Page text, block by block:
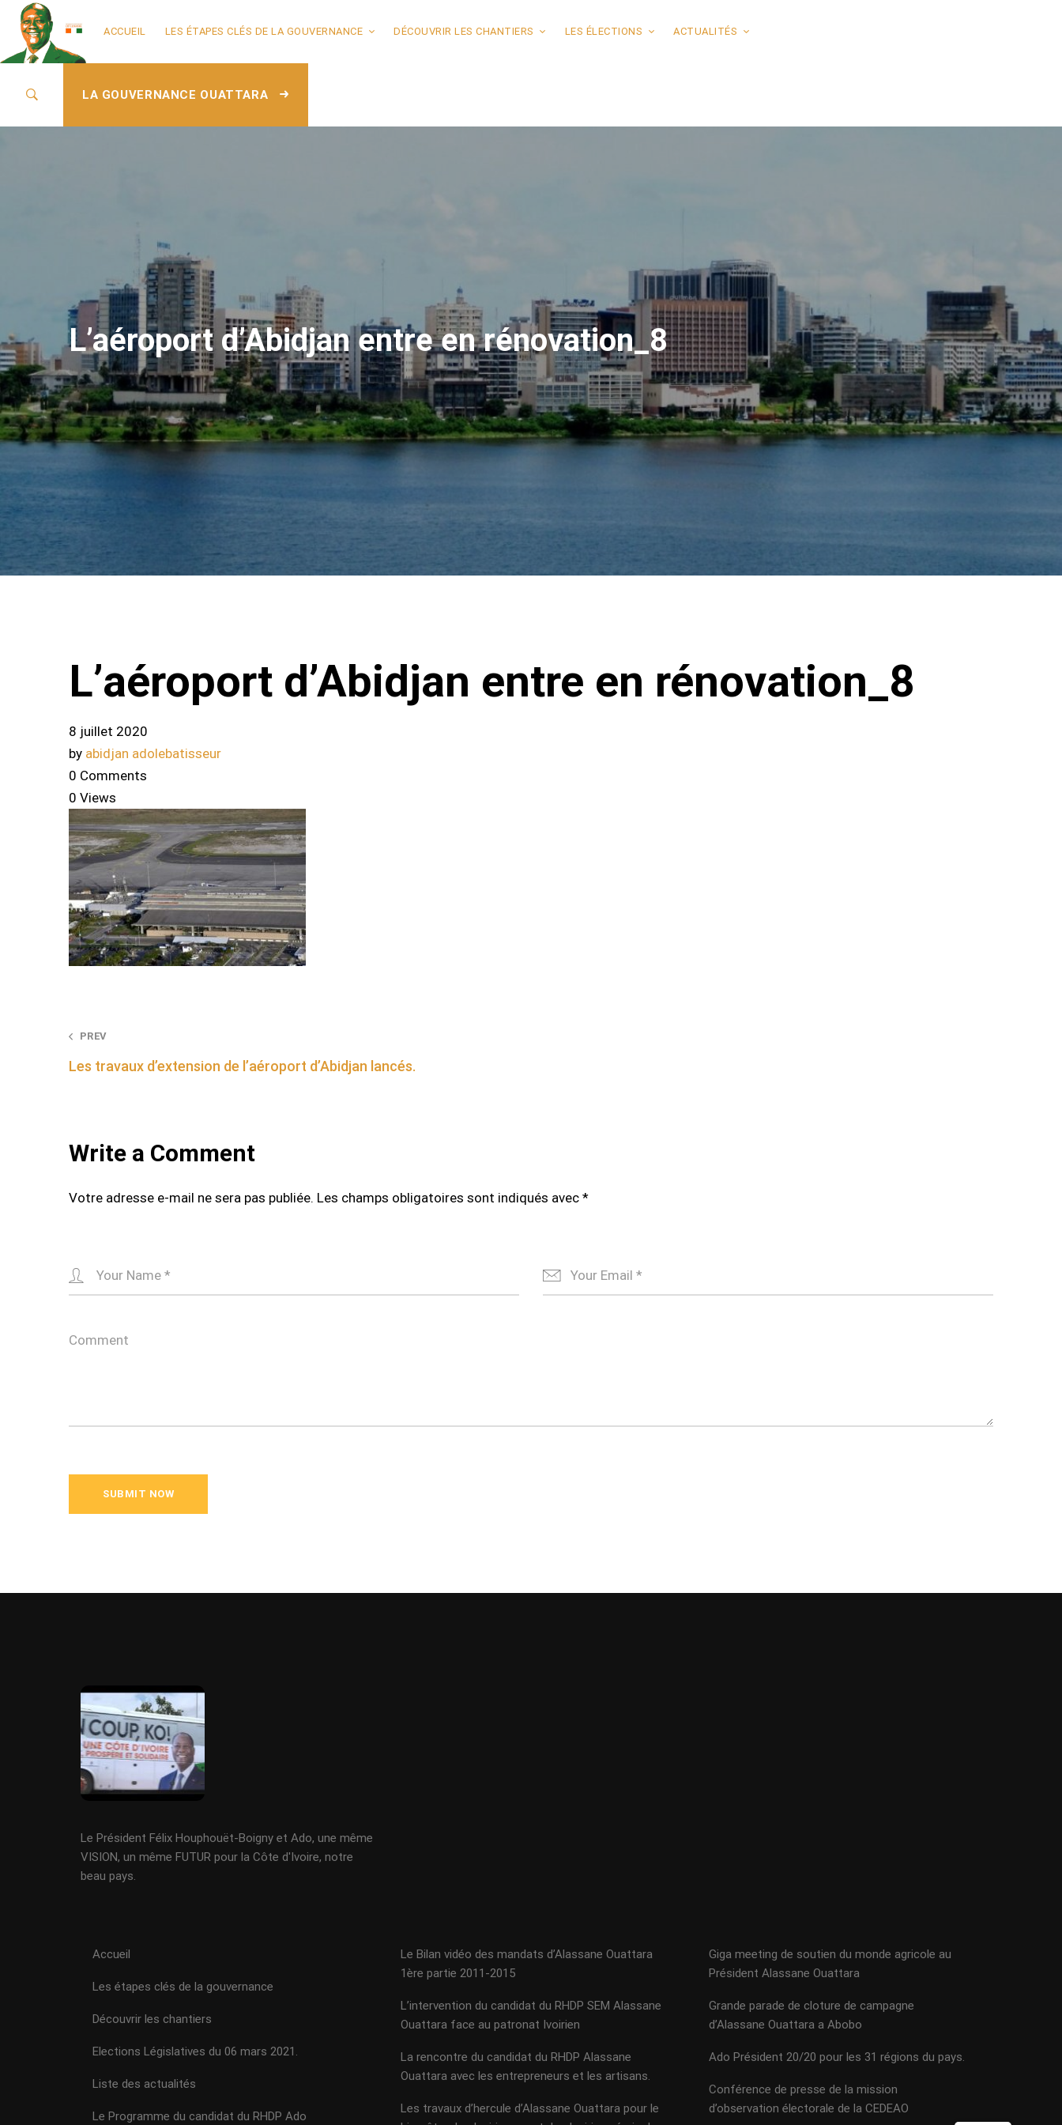
ACCUEIL LES ÉTAPES CLÉS DE LA GOUVERNANCE DÉCOUVRIR LES CHANTIERS LES ÉLECTIONS ACTUALITÉS
LA GOUVERNANCE OUATTARA
L’aéroport d’Abidjan entre en rénovation_8
L’aéroport d’Abidjan entre en rénovation_8
8 juillet 2020
by abidjan adolebatisseur
0 Comments
0 Views
Post
navigation
PREV
Les travaux d’extension de l’aéroport d’Abidjan lancés.
Write a Comment
Votre adresse e-mail ne sera pas publiée. Les champs obligatoires sont indiqués avec *
Le Président Félix Houphouët-Boigny et Ado, une même
VISION, un même FUTUR pour la Côte d'Ivoire, notre
beau pays.
Accueil
Les étapes clés de la gouvernance
Découvrir les chantiers
Elections Législatives du 06 mars 2021.
Liste des actualités
Le Programme du candidat du RHDP Ado
Le Bilan vidéo des mandats d’Alassane Ouattara
1ère partie 2011-2015
L’intervention du candidat du RHDP SEM Alassane
Ouattara face au patronat Ivoirien
La rencontre du candidat du RHDP Alassane
Ouattara avec les entrepreneurs et les artisans.
Les travaux d’hercule d’Alassane Ouattara pour le
Giga meeting de soutien du monde agricole au
Président Alassane Ouattara
Grande parade de cloture de campagne
d’Alassane Ouattara a Abobo
Ado Président 20/20 pour les 31 régions du pays.
Conférence de presse de la mission
d’observation électorale de la CEDEAO